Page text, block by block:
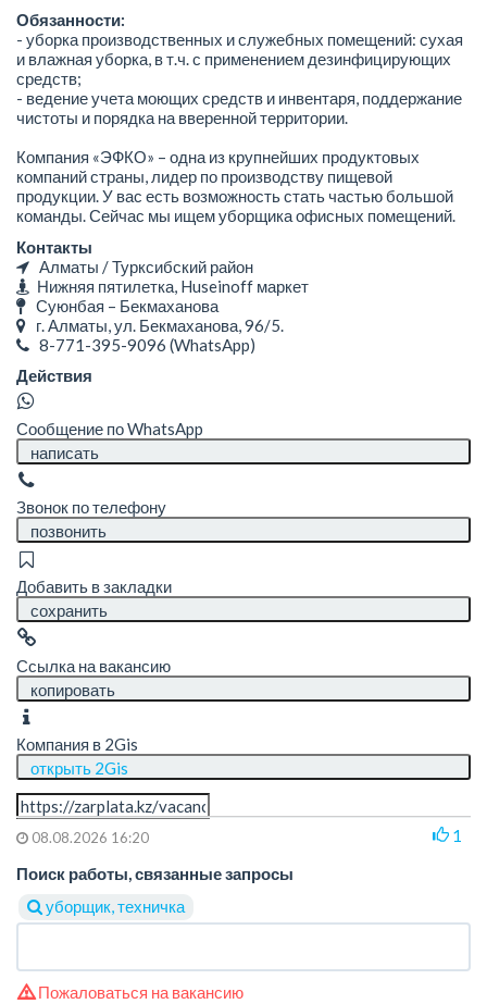
Обязанности:
- уборка производственных и служебных помещений: сухая
и влажная уборка, в т.ч. с применением дезинфицирующих
средств;
- ведение учета моющих средств и инвентаря, поддержание
чистоты и порядка на вверенной территории.
Компания «ЭФКО» – одна из крупнейших продуктовых
компаний страны, лидер по производству пищевой
продукции. У вас есть возможность стать частью большой
команды. Сейчас мы ищем уборщика офисных помещений.
Контакты
Алматы / Турксибский район
Нижняя пятилетка, Huseinoff маркет
Суюнбая – Бекмаханова
г. Алматы, ул. Бекмаханова, 96/5.
8-771-395-9096 (WhatsApp)
Действия
Сообщение по WhatsApp
написать
Звонок по телефону
позвонить
Добавить в закладки
сохранить
Ссылка на вакансию
копировать
Компания в 2Gis
открыть 2Gis
08.08.2026 16:20
1
Поиск работы, связанные запросы
уборщик, техничка
Пожаловаться на вакансию